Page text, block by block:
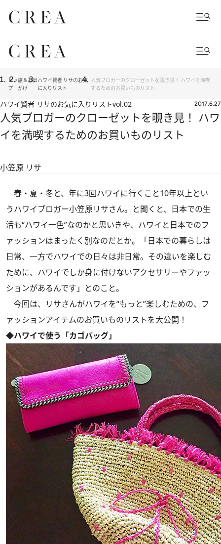
トッ
プ
旅＆お出
かけ
ハワイ賢者 リサのお気
に入りリスト
人気ブロガーのクローゼットを覗き見！ ハワイを満喫
するためのお買いものリスト
ハワイ賢者 リサのお気に入りリストvol.02 2017.6.27
人気ブロガーのクローゼットを覗き見！ ハワ
イを満喫するためのお買いものリスト
小笠原 リサ
春・夏・冬と、年に3回ハワイに行くこと10年以上とい
うハワイブロガー小笠原リサさん。と聞くと、日本での生
活も“ハワイ一色”なのかと思いきや、ハワイと日本でのフ
ァッションはまったく別なのだとか。「日本での暮らしは
日常、一方でハワイでの日々は非日常。その違いを楽しむ
ために、ハワイでしか身に付けないアクセサリーやファッ
ションがあるんです」とのこと。
今回は、リサさんがハワイを“もっと”楽しむための、フ
ァッションアイテムのお買いものリストを大公開！
◆ハワイで使う「カゴバッグ」